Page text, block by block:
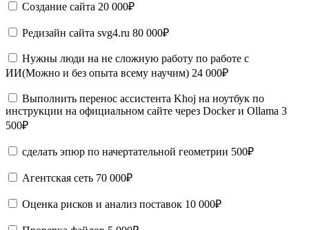
Создание сайта 20 000₽
Редизайн сайта svg4.ru 80 000₽
Нужны люди на не сложную работу по работе с
ИИ(Можно и без опыта всему научим) 24 000₽
Выполнить перенос ассистента Khoj на ноутбук по
инструкции на официальном сайте через Docker и Ollama 3
500₽
сделать эпюр по начертательной геометрии 500₽
Агентская сеть 70 000₽
Оценка рисков и анализ поставок 10 000₽